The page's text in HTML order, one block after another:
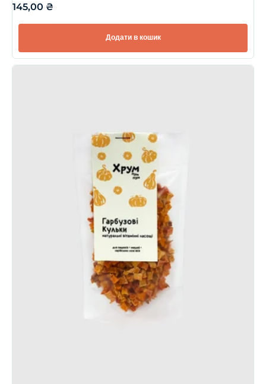
145,00 ₴
Додати в кошик